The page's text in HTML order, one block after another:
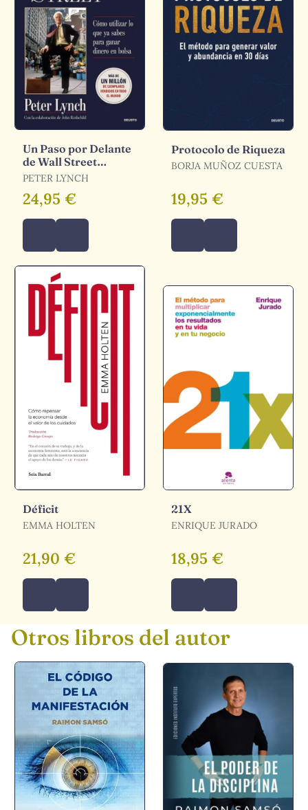
Un Paso por Delante
de Wall Street
(Renovación)
PETER LYNCH
24,95 €
Protocolo de Riqueza
BORJA MUÑOZ CUESTA
19,95 €
Déficit
EMMA HOLTEN
21,90 €
21X
ENRIQUE JURADO
18,95 €
Otros libros del autor